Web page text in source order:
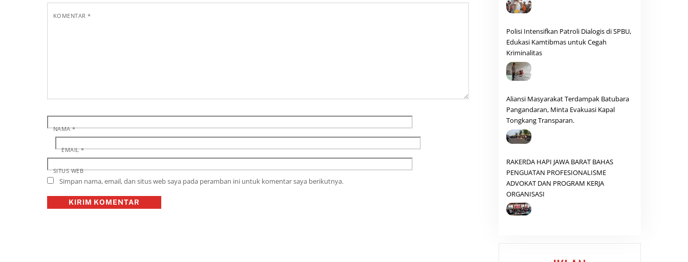
KOMENTAR*
NAMA*
EMAIL*
SITUS WEB
Simpan nama, email, dan situs web saya pada peramban ini untuk komentar saya berikutnya.
Polisi Intensifkan Patroli Dialogis di SPBU,
Edukasi Kamtibmas untuk Cegah
Kriminalitas
Aliansi Masyarakat Terdampak Batubara
Pangandaran, Minta Evakuasi Kapal
Tongkang Transparan.
RAKERDA HAPI JAWA BARAT BAHAS
PENGUATAN PROFESIONALISME
ADVOKAT DAN PROGRAM KERJA
ORGANISASI